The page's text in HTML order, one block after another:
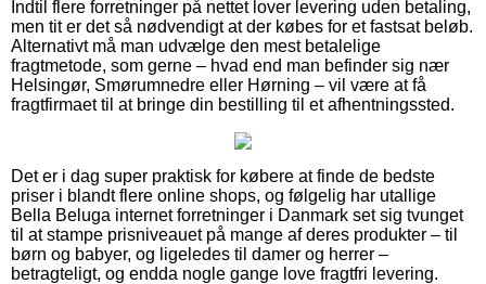
Indtil flere forretninger på nettet lover levering uden betaling,
men tit er det så nødvendigt at der købes for et fastsat beløb.
Alternativt må man udvælge den mest betalelige
fragtmetode, som gerne – hvad end man befinder sig nær
Helsingør, Smørumnedre eller Hørning – vil være at få
fragtfirmaet til at bringe din bestilling til et afhentningssted.
Det er i dag super praktisk for købere at finde de bedste
priser i blandt flere online shops, og følgelig har utallige
Bella Beluga internet forretninger i Danmark set sig tvunget
til at stampe prisniveauet på mange af deres produkter – til
børn og babyer, og ligeledes til damer og herrer –
betragteligt, og endda nogle gange love fragtfri levering.